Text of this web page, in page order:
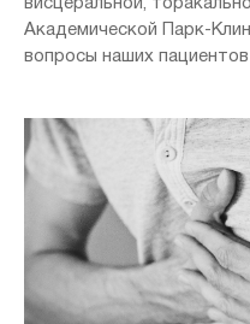
висцеральной,
Академической Парк-
вопросы наших